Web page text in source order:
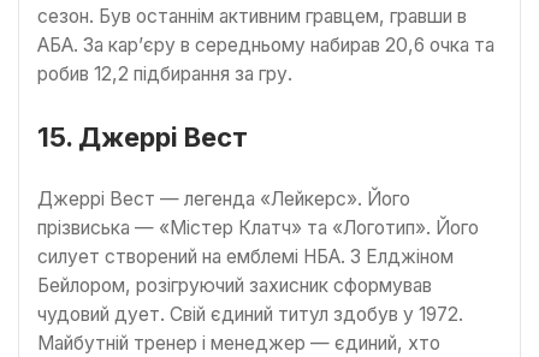
сезон. Був останнім активним гравцем, гравши в
АБА. За кар’єру в середньому набирав 20,6 очка та
робив 12,2 підбирання за гру.
15. Джеррі Вест
Джеррі Вест — легенда «Лейкерс». Його
прізвиська — «Містер Клатч» та «Логотип». Його
силует створений на емблемі НБА. З Елджіном
Бейлором, розігруючий захисник сформував
чудовий дует. Свій єдиний титул здобув у 1972.
Майбутній тренер і менеджер — єдиний, хто